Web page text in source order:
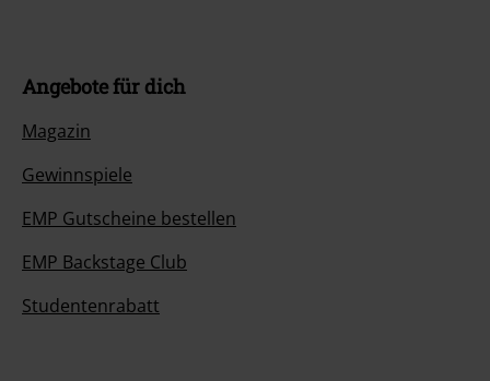
Angebote für dich
Magazin
Gewinnspiele
EMP Gutscheine bestellen
EMP Backstage Club
Studentenrabatt